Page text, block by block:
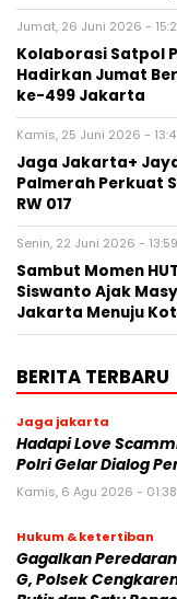
Jumat, 26 Juni 2026 -
Kolaborasi Satpol
Hadirkan Jumat
ke-499 Jakarta
Kamis, 25 Juni 2026 -
Jaga Jakarta+
Palmerah Perkuat
RW 017
Senin, 22 Juni 2026 -
Sambut Momen
Siswanto Ajak
Jakarta Menuju
BERITA TERBARU
Jaga jakarta
Hadapi Love
Polri Gelar Dialog
Kamis, 6 Agu 2026 - 01:38
Hukum & ketertiban
Gagalkan
G, Polsek